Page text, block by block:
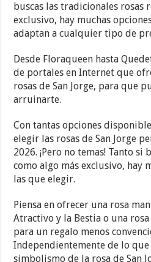
buscas las tradicionales rosas
exclusivo, hay muchas
adaptan a cualquier tipo de
Desde Floraqueen hasta
de portales en Internet que
rosas de San Jorge, para que
arruinarte.
Con tantas opciones
elegir las rosas de San Jorge
2026. ¡Pero no temas! Tanto si
como algo más exclusivo, hay
las que elegir.
Piensa en ofrecer una rosa
Atractivo y la Bestia o una
para un regalo menos
Independientemente de lo
simbolismo de la rosa de San